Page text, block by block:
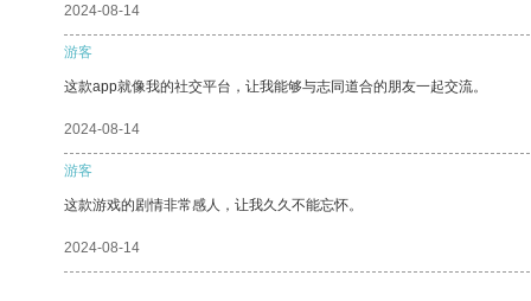
2024-08-14
游客
这款app就像我的社交平台，让我能够与志同道合的朋友一起交流。
2024-08-14
游客
这款游戏的剧情非常感人，让我久久不能忘怀。
2024-08-14